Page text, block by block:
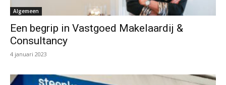
Algemeen
Een begrip in Vastgoed Makelaardij &
Consultancy
4 januari 2023